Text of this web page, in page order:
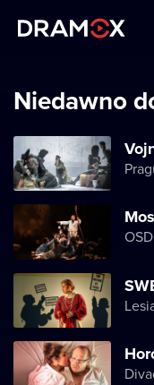
Zarejestruj się
Niedawno